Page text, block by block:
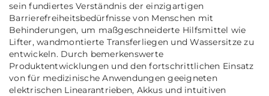
sein fundiertes Verständnis der einzigartigen
Barrierefreiheitsbedürfnisse von Menschen mit
Behinderungen, um maßgeschneiderte Hilfsmittel wie
Lifter, wandmontierte Transferliegen und Wassersitze zu
entwickeln. Durch bemerkenswerte
Produktentwicklungen und den fortschrittlichen Einsatz
von für medizinische Anwendungen geeigneten
elektrischen Linearantrieben, Akkus und intuitiven